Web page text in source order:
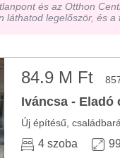
és az Otthon
láthatod legelőször, és
84.9 M Ft
Iváncsa - Eladó
Új építésű,
4 szoba